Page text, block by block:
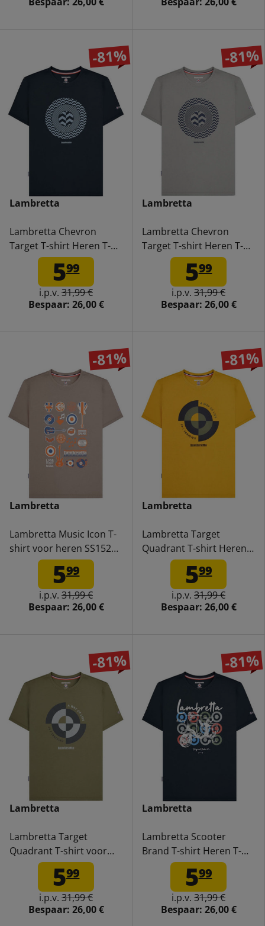
-81%
Lambretta
Lambretta Chevron
Target T-shirt Heren T-
shirt SS1512-NAVY
599
i.p.v. 31,99 €
Bespaar: 26,00 €
-81%
Lambretta
Lambretta Chevron
Target T-shirt Heren T-
shirt SS1512-GREY
599
i.p.v. 31,99 €
Bespaar: 26,00 €
-81%
Lambretta
Lambretta Music Icon T-
shirt voor heren SS1526-
CINDER
599
i.p.v. 31,99 €
Bespaar: 26,00 €
-81%
Lambretta
Lambretta Target
Quadrant T-shirt Heren
T-shirt SS1509-GOLD
599
i.p.v. 31,99 €
Bespaar: 26,00 €
-81%
Lambretta
Lambretta Target
Quadrant T-shirt voor
heren SS1509-KHAKI
599
i.p.v. 31,99 €
Bespaar: 26,00 €
-81%
Lambretta
Lambretta Scooter
Brand T-shirt Heren T-
shirt SS1503-NAVY
599
i.p.v. 31,99 €
Bespaar: 26,00 €